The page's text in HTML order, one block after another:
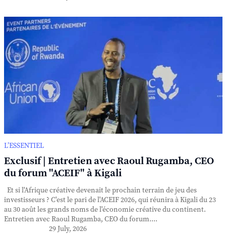
L’ESSENTIEL
Exclusif | Entretien avec Raoul Rugamba, CEO
du forum "ACEIF" à Kigali
Et si l'Afrique créative devenait le prochain terrain de jeu des
investisseurs ? C'est le pari de l'ACEIF 2026, qui réunira à Kigali du 23
au 30 août les grands noms de l'économie créative du continent.
Entretien avec Raoul Rugamba, CEO du forum....
29 July, 2026